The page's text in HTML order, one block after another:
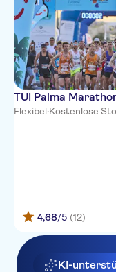
Flexibel·Kostenlose
4,68/5 (12)
KI-